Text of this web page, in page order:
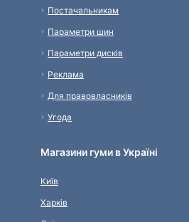
Постачальникам
Параметри шин
Параметри дисків
Реклама
Для правовласників
Угода
Магазини гуми в Україні
Київ
Харків